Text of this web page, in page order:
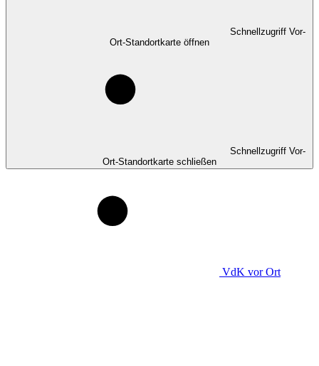
Schnellzugriff Vor-
Ort-Standortkarte öffnen
Schnellzugriff Vor-
Ort-Standortkarte schließen
VdK vor Ort